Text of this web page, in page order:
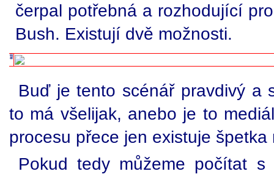
čerpal potřebná a rozhodující
Bush. Existují dvě možnosti.
Buď je tento scénář pravdivý a
to má všelijak, anebo je to
procesu přece jen existuje špetka
Pokud tedy můžeme počítat s